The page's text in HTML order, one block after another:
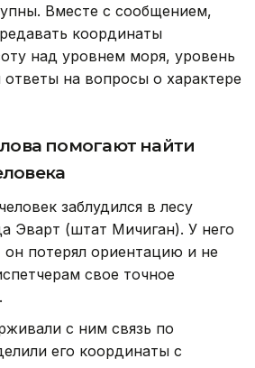
Вместе с сообщением,
координаты
над уровнем моря, уровень
ответы на вопросы о характере
помогают найти
заблудился в лесу
Эварт (штат Мичиган). У него
он потерял ориентацию и не
свое точное
с ним связь по
его координаты с